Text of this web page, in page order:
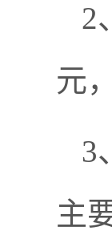
2
元
3
主